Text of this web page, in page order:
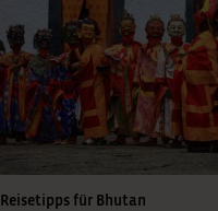
Reisetipps für Bhutan